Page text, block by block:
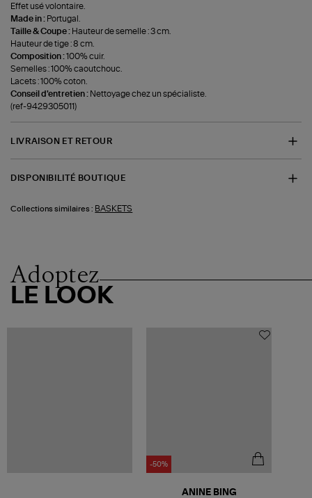
Effet usé volontaire.
Made in : Portugal.
Taille & Coupe : Hauteur de semelle : 3 cm.
Hauteur de tige : 8 cm.
Composition :100% cuir.
Semelles : 100% caoutchouc.
Lacets : 100% coton.
Conseil d'entretien : Nettoyage chez un spécialiste.
(ref-9429305011)
LIVRAISON ET RETOUR
DISPONIBILITÉ BOUTIQUE
Collections similaires : BASKETS
Adoptez
LE LOOK
-50%
ANINE BING